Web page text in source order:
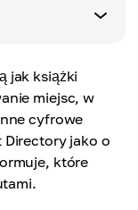
jak książki
miejsc, w
cyfrowe
Directory jako o
które